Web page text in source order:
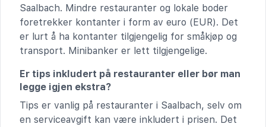
Saalbach. Mindre restauranter og lokale boder
foretrekker kontanter i form av euro (EUR). Det
er lurt å ha kontanter tilgjengelig for småkjøp og
transport. Minibanker er lett tilgjengelige.
Er tips inkludert på restauranter eller bør man
legge igjen ekstra?
Tips er vanlig på restauranter i Saalbach, selv om
en serviceavgift kan være inkludert i prisen. Det